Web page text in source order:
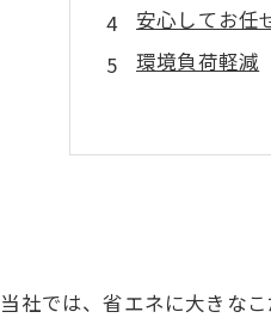
安心してお任
環境負荷軽減
社では、省エネに大きな